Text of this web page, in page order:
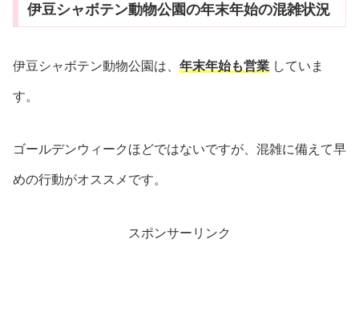
伊豆シャボテン動物公園の年末年始の混雑状況
伊豆シャボテン動物公園は、 年末年始も営業 していま
す。
ゴールデンウィークほどではないですが、混雑に備えて早
めの行動がオススメです。
スポンサーリンク